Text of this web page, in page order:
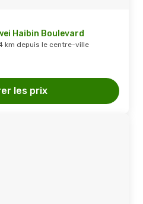
Haibin Boulevard
km depuis le centre-ville
les prix